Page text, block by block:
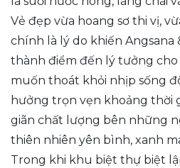
Vẻ đẹp vừa hoang sơ thi vị,
chính là lý do khiến Angsana
thành điểm đến lý tưởng
muốn thoát khỏi nhịp sống
hưởng trọn vẹn khoảng thời
giãn chất lượng bên những
thiên nhiên yên bình, xanh
Trong khi khu biệt thự biệt